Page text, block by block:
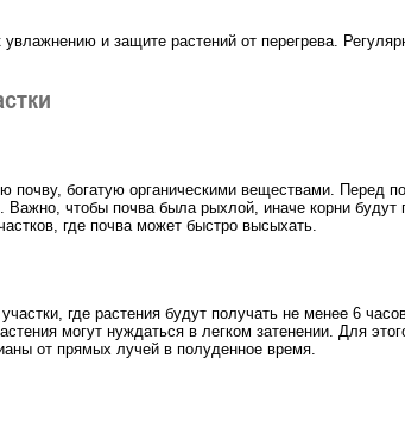
и защите растений от перегрева.
богатую органическими веществами. Перед
чтобы почва была рыхлой, иначе корни будут
где почва может быстро высыхать.
где растения будут получать не менее 6
могут нуждаться в легком затенении. Для
от прямых лучей в полуденное время.